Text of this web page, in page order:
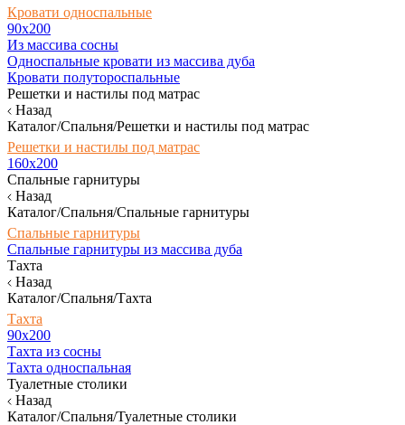
Кровати односпальные
90х200
Из массива сосны
Односпальные кровати из массива дуба
Кровати полутороспальные
Решетки и настилы под матрас
Назад
Каталог/Спальня/Решетки и настилы под матрас
Решетки и настилы под матрас
160х200
Спальные гарнитуры
Назад
Каталог/Спальня/Спальные гарнитуры
Спальные гарнитуры
Спальные гарнитуры из массива дуба
Тахта
Назад
Каталог/Спальня/Тахта
Тахта
90х200
Тахта из сосны
Тахта односпальная
Туалетные столики
Назад
Каталог/Спальня/Туалетные столики